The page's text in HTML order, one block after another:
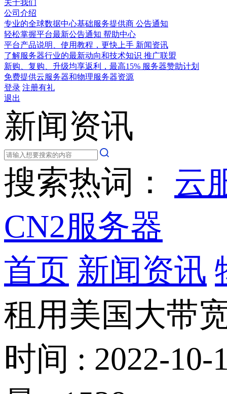
关于我们
公司介绍
专业的全球数据中心基础服务提供商 公告通知
轻松掌握平台最新公告通知 帮助中心
平台产品说明、使用教程，更快上手 新闻资讯
了解服务器行业的最新动向和技术知识 推广联盟
新购、复购、升级均享返利，最高15% 服务器赞助计划
免费提供云服务器和物理服务器资源
登录 注册有礼
退出
新闻资讯
搜索热词： 云
CN2服务器
首页 新闻资讯
租用美国大带
时间 : 2022-10-